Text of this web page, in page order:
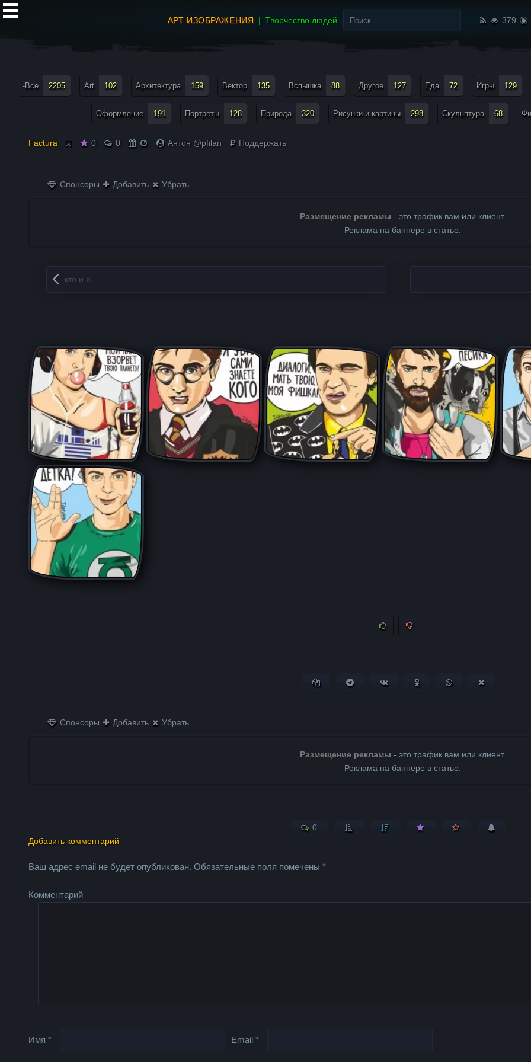
АРТ ИЗОБРАЖЕНИЯ Творчество людей
Найти:
379
-Все 2205 Art 102 Архитектура 159 Вектор 135 Вспышка 88 Другое 127 Еда 72 Игры 129
Оформление 191 Портреты 128 Природа 320 Рисунки и картины 298 Скульптура 68
Factura 0 0 Антон @pfilan Поддержать
Спонсоры Добавить Убрать
Размещение рекламы - это трафик вам или клиент.
Реклама на баннере в статье.
Запись навигация
кто и я
Копировать ссылкуПоделиться в Telegram
Поделиться ВКонтакте
Поделиться вПоделиться в
Спонсоры Добавить Убрать
Размещение рекламы - это трафик вам или клиент.
Реклама на баннере в статье.
0
Добавить комментарий
Ваш адрес email не будет опубликован. Обязательные поля помечены*
Комментарий
Имя* Email*